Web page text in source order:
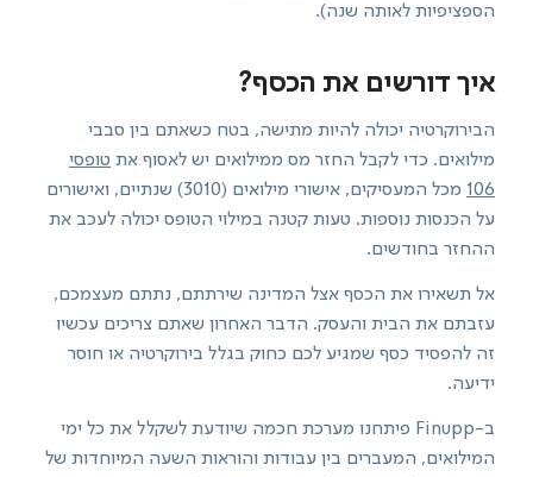
הספציפיות לאותה שנה).
איך דורשים את הכסף?
הבירוקרטיה יכולה להיות מתישה, בטח כשאתם בין סבבי
מילואים. כדי לקבל החזר מס ממילואים יש לאסוף את טופסי
106
מכל המעסיקים, אישורי מילואים (3010) שנתיים, ואישורים
על הכנסות נוספות. טעות קטנה במילוי הטופס יכולה לעכב את
ההחזר בחודשים.
אל תשאירו את הכסף אצל המדינה שירתתם, נתתם מעצמכם,
עזבתם את הבית והעסק. הדבר האחרון שאתם צריכים עכשיו
זה להפסיד כסף שמגיע לכם כחוק בגלל בירוקרטיה או חוסר
ידיעה.
ב-Finupp פיתחנו מערכת חכמה שיודעת לשקלל את כל ימי
המילואים, המעברים בין עבודות והוראות השעה המיוחדות של